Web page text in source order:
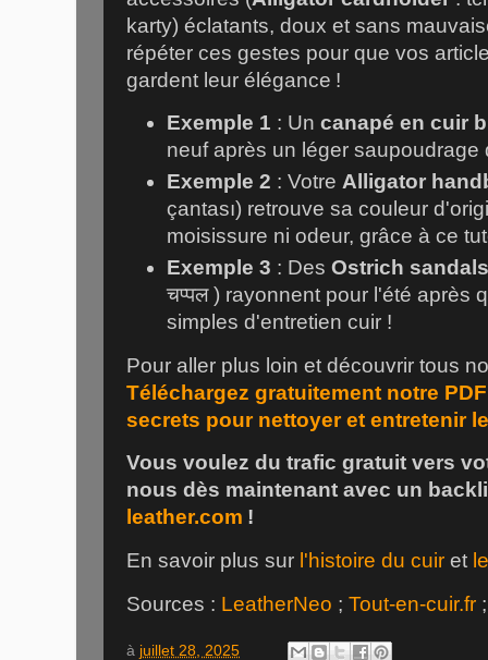
karty) éclatants, doux et sans
répéter ces gestes pour que vos
gardent leur élégance !
Exemple 1 : Uncanapé en cuir
neuf après un léger saupoudrage
Exemple 2 : Votre Alligator
çantası) retrouve sa couleur
moisissure ni odeur, grâce à ce
Exemple 3 : DesOstrich
चप्पल ) rayonnent pour l'été après
simples d'entretien cuir !
Pour aller plus loin et découvrir tous
Téléchargez gratuitement notre
secrets pour nettoyer et entretenir
Vous voulez du trafic gratuit vers
nous dès maintenant avec un
leather.com !
En savoir plus sur l'histoire du cuir et
Sources : LeatherNeo ; Tout-en-cuir.fr
à juillet 28, 2025